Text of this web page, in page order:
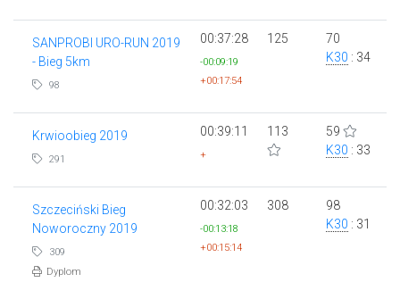
SANPROBI URO-RUN 2019
- Bieg 5km
98
00:37:28
-00:09:19
+00:17:54
125
70
K30 : 34
Krwioobieg 2019
291
00:39:11
+
113
59
K30 : 33
Szczeciński Bieg
Noworoczny 2019
309
Dyplom
00:32:03
-00:13:18
+00:15:14
308
98
K30 : 31